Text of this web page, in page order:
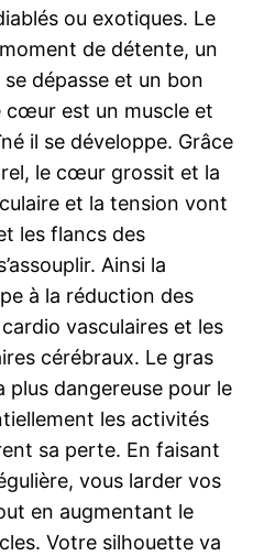
ou exotiques. Le
de détente, un
dépasse et un bon
cœur est un muscle et
il se développe. Grâce
le cœur grossit et la
et la tension vont
les flancs des
Ainsi la
à la réduction des
vasculaires et les
cérébraux. Le gras
plus dangereuse pour le
les activités
sa perte. En faisant
vous larder vos
en augmentant le
Votre silhouette va